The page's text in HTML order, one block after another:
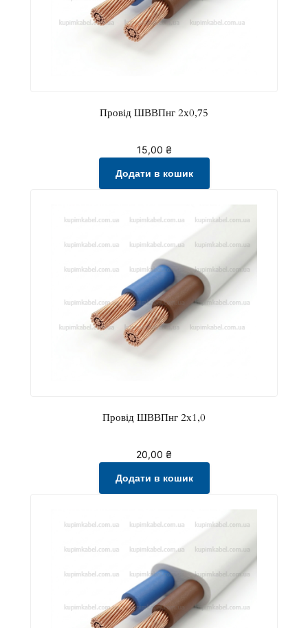
Провід ШВВПнг 2х0,75
15,00 ₴
Додати в кошик
Провід ШВВПнг 2х1,0
20,00 ₴
Додати в кошик